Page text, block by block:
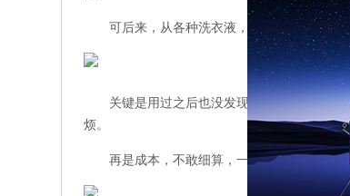
可后来，从各种洗衣液，再到洗衣凝珠，
关键是用过之后也没发现，洗过的衣服有
烦。
再是成本，不敢细算，一块钱一颗的洗衣